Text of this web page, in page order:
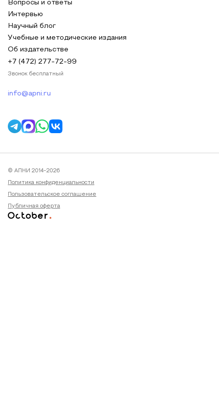
Вопросы и ответы
Интервью
Научный блог
Учебные и методические издания
Об издательстве
+7 (472) 277-72-99
Звонок бесплатный
info@apni.ru
© АПНИ 2014-2026
Политика конфиденциальности
Пользовательское соглашение
Публичная оферта